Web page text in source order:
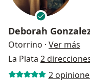
Deborah
Otorrino · Ver más
La Plata 2
2